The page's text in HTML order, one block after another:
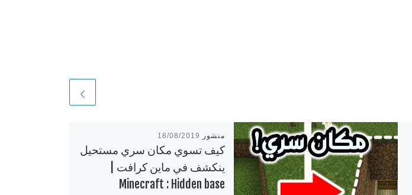
منشور 18/08/2019
كيف تسوي مكان سري مستحيل
ينكشف في ماين كرافت |
Minecraft : Hidden base